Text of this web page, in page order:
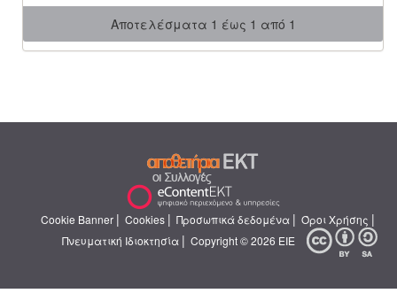
Αποτελέσματα 1 έως 1 από 1
Cookie Banner | Cookies | Προσωπικά δεδομένα | Όροι Χρήσης |
Πνευματική Ιδιοκτησία | Copyright © 2026 ΕΙΕ